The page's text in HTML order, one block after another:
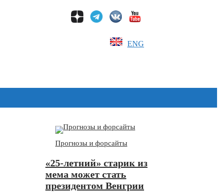
ENG
Прогнозы и форсайты
«25-летний» старик из
мема может стать
президентом Венгрии